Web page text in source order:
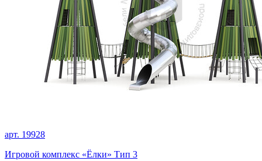
арт. 19928
Игровой комплекс «Ёлки» Тип 3